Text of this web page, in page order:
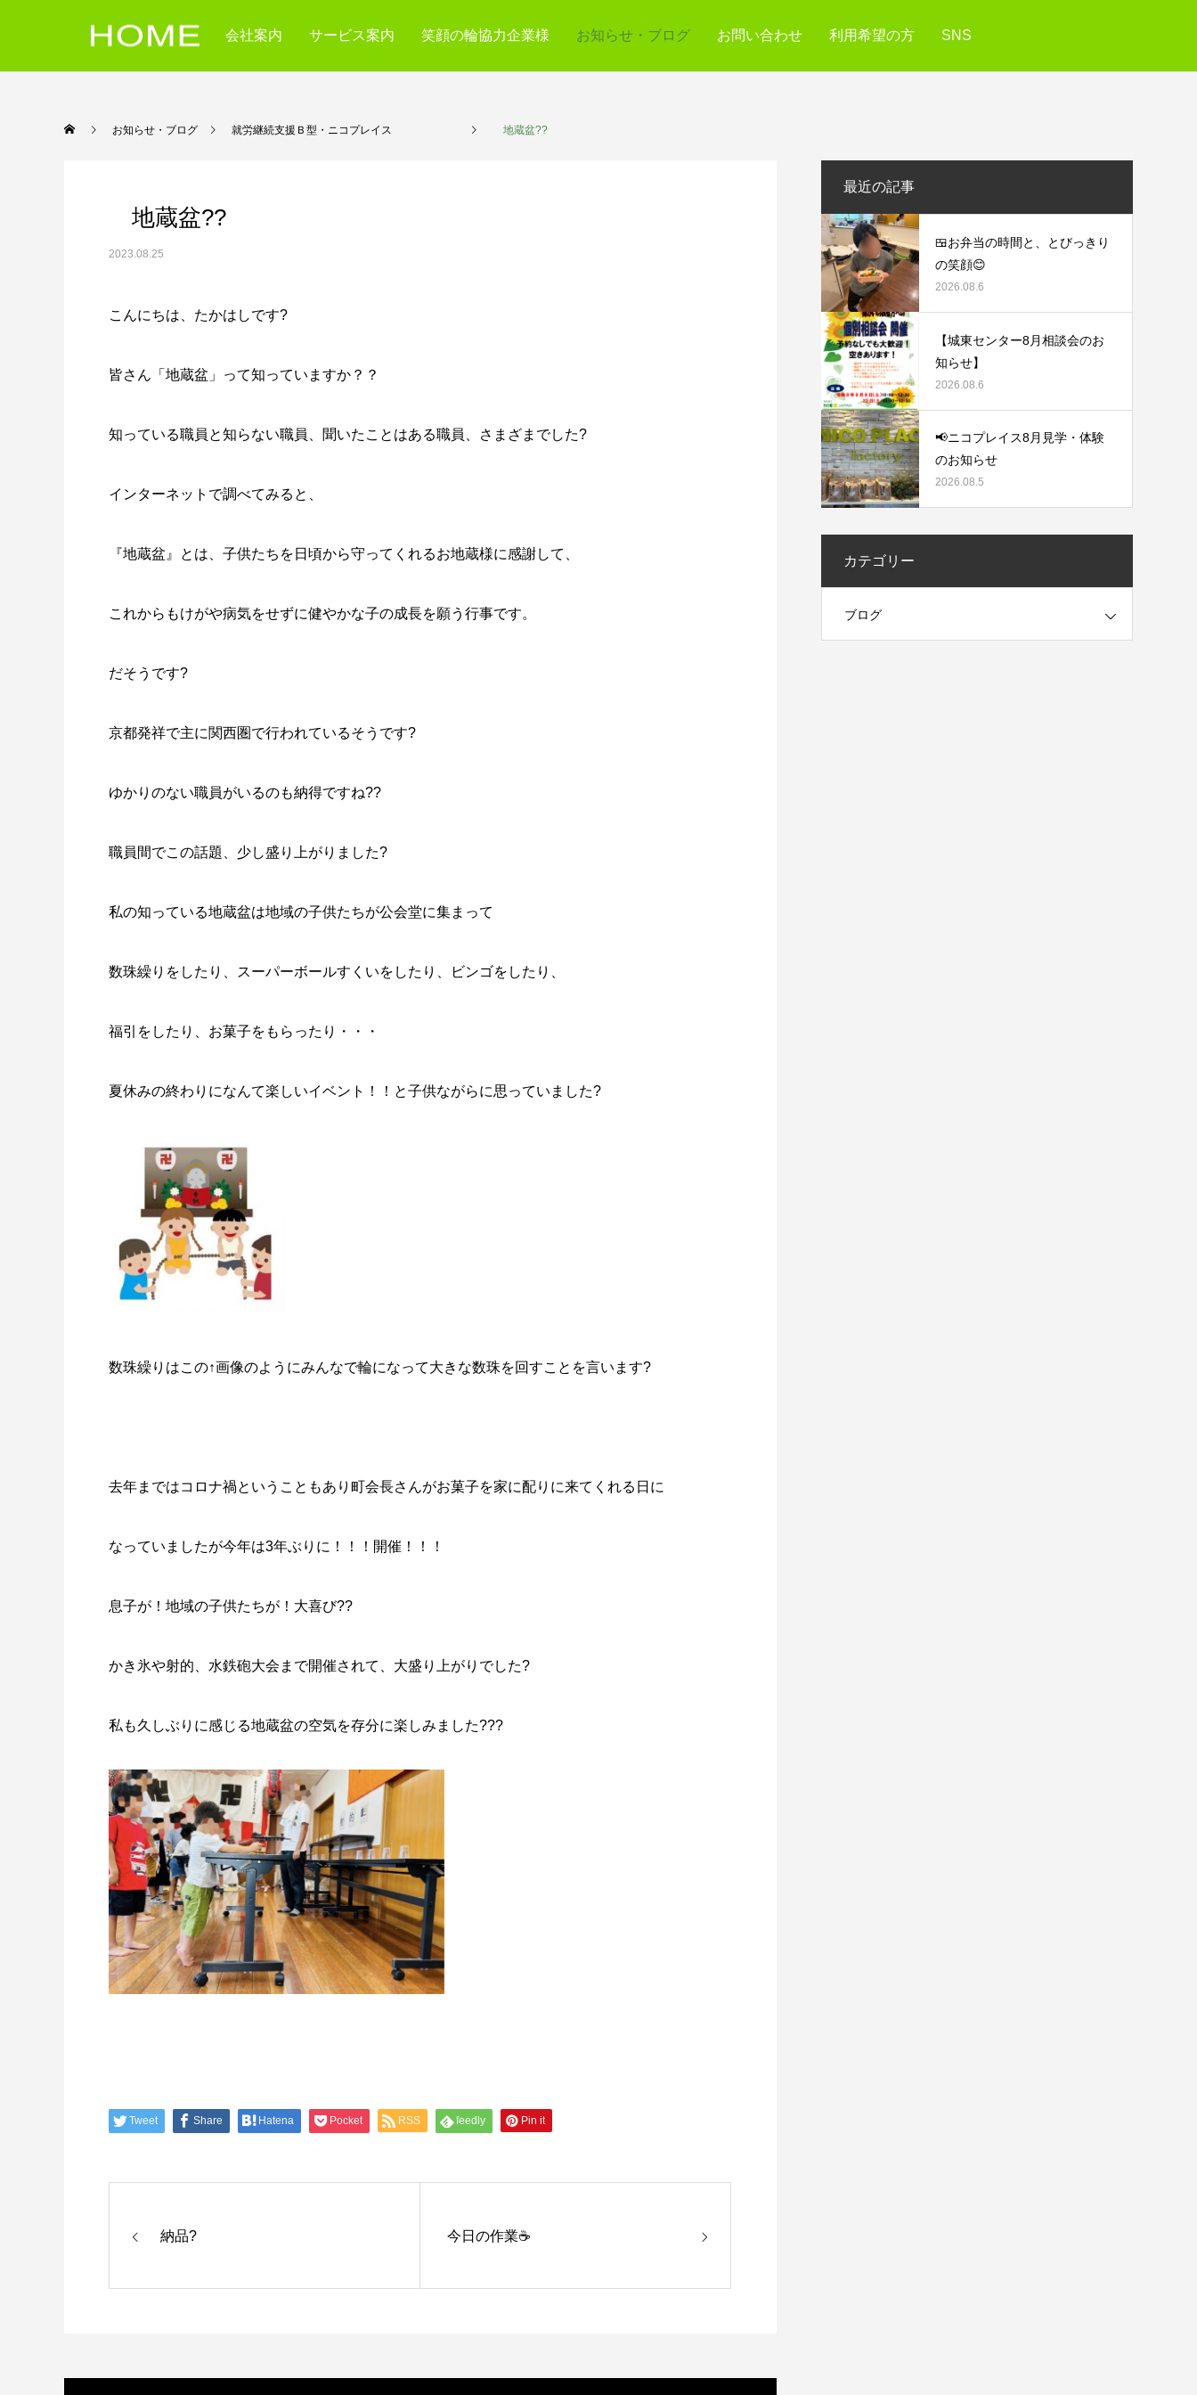
会社案内 サービス案内 笑顔の輪協力企業様 お知らせ・ブログ お問い合わせ 利用希望の方 SNS
お知らせ・ブログ 就労継続支援Ｂ型・ニコプレイス 地蔵盆??
地蔵盆??
2023.08.25
こんにちは、たかはしです?
皆さん「地蔵盆」って知っていますか？？
知っている職員と知らない職員、聞いたことはある職員、さまざまでした?
インターネットで調べてみると、
『地蔵盆』とは、子供たちを日頃から守ってくれるお地蔵様に感謝して、
これからもけがや病気をせずに健やかな子の成長を願う行事です。
だそうです?
京都発祥で主に関西圏で行われているそうです?
ゆかりのない職員がいるのも納得ですね??
職員間でこの話題、少し盛り上がりました?
私の知っている地蔵盆は地域の子供たちが公会堂に集まって
数珠繰りをしたり、スーパーボールすくいをしたり、ビンゴをしたり、
福引をしたり、お菓子をもらったり・・・
夏休みの終わりになんて楽しいイベント！！と子供ながらに思っていました?
数珠繰りはこの↑画像のようにみんなで輪になって大きな数珠を回すことを言います?
去年まではコロナ禍ということもあり町会長さんがお菓子を家に配りに来てくれる日に
なっていましたが今年は3年ぶりに！！！開催！！！
息子が！地域の子供たちが！大喜び??
かき氷や射的、水鉄砲大会まで開催されて、大盛り上がりでした?
私も久しぶりに感じる地蔵盆の空気を存分に楽しみました???
Tweet Share Hatena Pocket RSS feedly Pin it
納品? 今日の作業☕️
最近の記事
🍱お弁当の時間と、とびっきり
の笑顔😊
2026.08.6
【城東センター8月相談会のお
知らせ】
2026.08.6
📢ニコプレイス8月見学・体験
のお知らせ
2026.08.5
カテゴリー
ブログ